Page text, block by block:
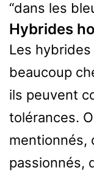
“dans les
Hybrides
Les hybrides
beaucoup
ils peuvent
tolérances.
mentionnés,
passionnés,